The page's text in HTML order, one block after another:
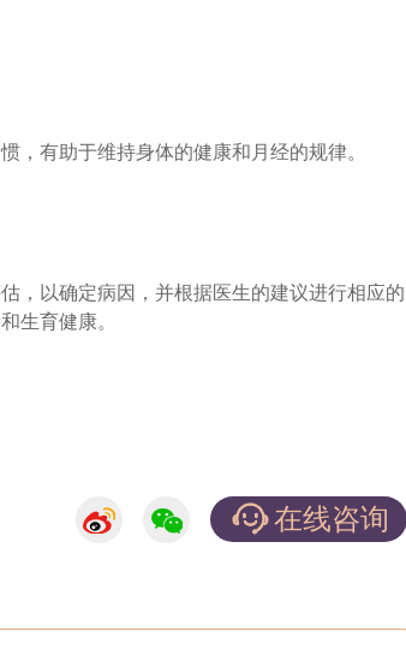
有助于维持身体的健康和月经的规律。
，以确定病因，并根据医生的建议进行相应的
生育健康。
在线咨询